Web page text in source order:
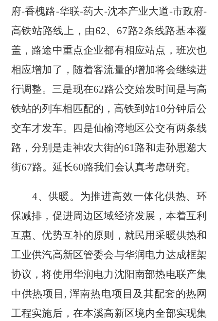
府-香槐路-华联-药大-沈本产业大道-市政府-
高铁站路线上，由62、67路2条线路基本覆
盖，路途中重点企业都有相应站点，班次也
相应增加了，随着客流量的增加将会继续进
行调整。三是现在62路公交始发时间是与高
铁站的列车相匹配的，高铁到站10分钟后公
交车才发车。四是仙榆湾地区公交有两条线
路，分别是走神农大街的61路和走孙思邈大
街67路。延长60路我们会认真考虑研究。
4、供暖。为推进高效一体化供热、环
保减排，促进周边区域经济发展，本着互利
互惠、优势互补的原则，就民用采暖供热和
工业供汽高新区管委会与华润电力达成框架
协议，将使用华润电力沈阳南部热电联产集
中供热项目, 浑南热电项目及其配套的热网
工程实施后，在本溪高新区境内全部实现集